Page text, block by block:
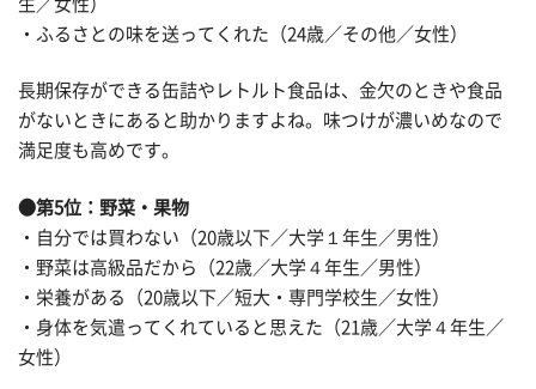
生／女性）
・ふるさとの味を送ってくれた（24歳／その他／女性）
長期保存ができる缶詰やレトルト食品は、金欠のときや食品
がないときにあると助かりますよね。味つけが濃いめなので
満足度も高めです。
●第5位：野菜・果物
・自分では買わない（20歳以下／大学１年生／男性）
・野菜は高級品だから（22歳／大学４年生／男性）
・栄養がある（20歳以下／短大・専門学校生／女性）
・身体を気遣ってくれていると思えた（21歳／大学４年生／
女性）